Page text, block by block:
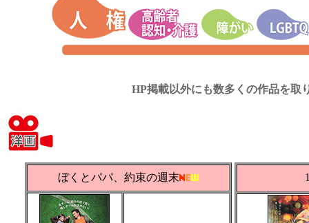
HP掲載以外にも数多くの作品を取
ぼくとパパ、約束の週末